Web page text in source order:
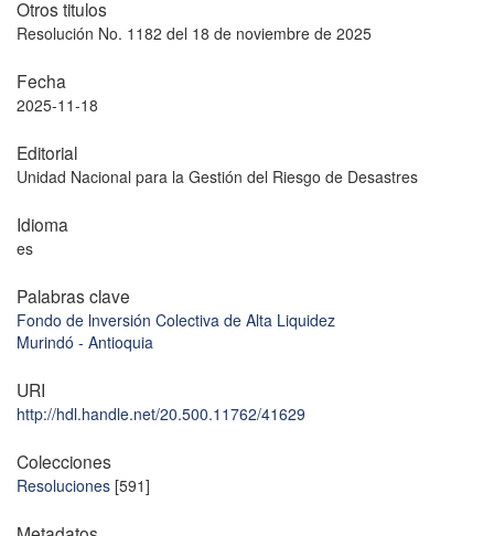
Otros titulos
Resolución No. 1182 del 18 de noviembre de 2025
Fecha
2025-11-18
Editorial
Unidad Nacional para la Gestión del Riesgo de Desastres
Idioma
es
Palabras clave
Fondo de lnversión Colectiva de Alta Liquidez
Murindó - Antioquia
URI
http://hdl.handle.net/20.500.11762/41629
Colecciones
Resoluciones [591]